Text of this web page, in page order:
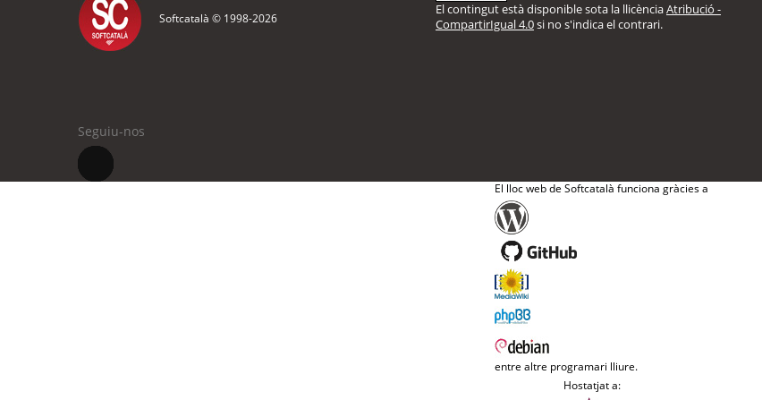
Softcatalà © 1998-2026
El contingut està disponible sota la llicènciaAtribució -
CompartirIgual 4.0si no s'indica el contrari.
Seguiu-nos
El lloc web de Softcatalà funciona gràcies a
entre altre programari lliure.
Hostatjat a: